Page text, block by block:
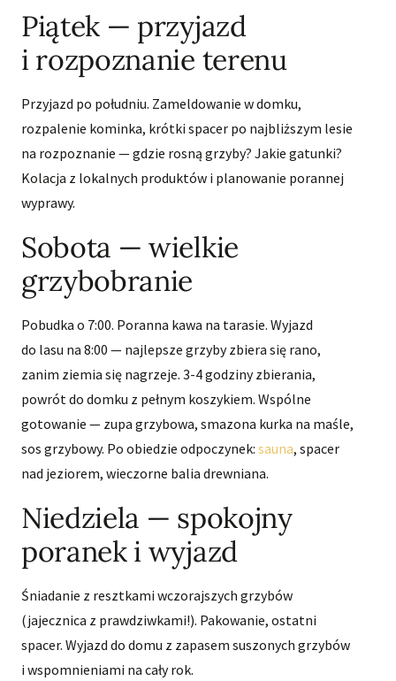
Piątek — przyjazd
i rozpoznanie terenu
Przyjazd po południu. Zameldowanie w domku,
rozpalenie kominka, krótki spacer po najbliższym lesie
na rozpoznanie — gdzie rosną grzyby? Jakie gatunki?
Kolacja z lokalnych produktów i planowanie porannej
wyprawy.
Sobota — wielkie
grzybobranie
Pobudka o 7:00. Poranna kawa na tarasie. Wyjazd
do lasu na 8:00 — najlepsze grzyby zbiera się rano,
zanim ziemia się nagrzeje. 3-4 godziny zbierania,
powrót do domku z pełnym koszykiem. Wspólne
gotowanie — zupa grzybowa, smazona kurka na maśle,
sos grzybowy. Po obiedzie odpoczynek: sauna, spacer
nad jeziorem, wieczorne balia drewniana.
Niedziela — spokojny
poranek i wyjazd
Śniadanie z resztkami wczorajszych grzybów
(jajecznica z prawdziwkami!). Pakowanie, ostatni
spacer. Wyjazd do domu z zapasem suszonych grzybów
i wspomnieniami na cały rok.